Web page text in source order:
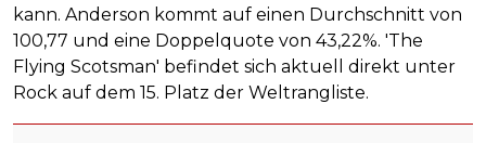
kann. Anderson kommt auf einen Durchschnitt von
100,77 und eine Doppelquote von 43,22%. 'The
Flying Scotsman' befindet sich aktuell direkt unter
Rock auf dem 15. Platz der Weltrangliste.